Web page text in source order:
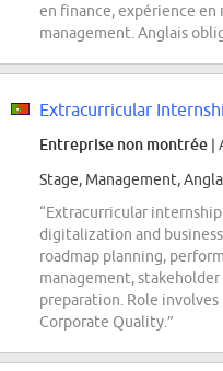
en finance, expérience en
management. Anglais
Entreprise non montrée |
Stage, Management,
“Extracurricular
digitalization and
roadmap planning,
management,
preparation. Role
Corporate Quality.”